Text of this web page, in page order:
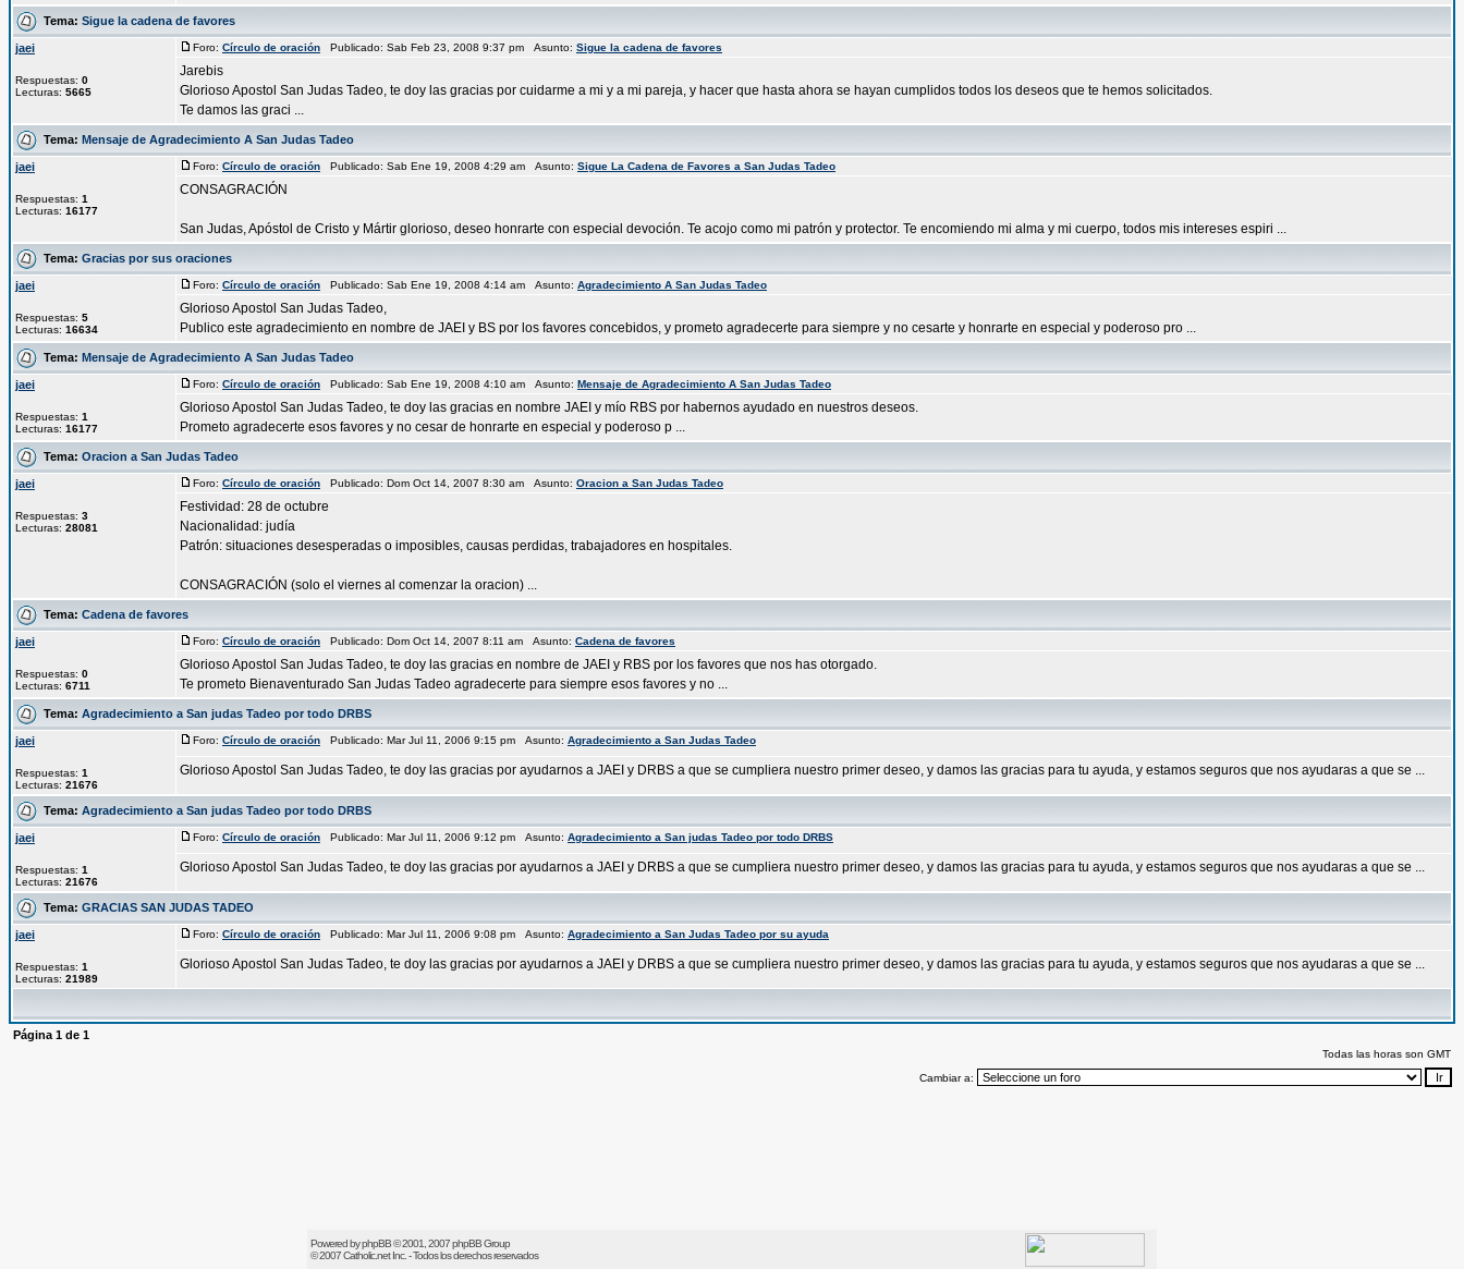
Tema: Sigue la cadena de favores
jaei
Respuestas: 0
Lecturas: 5665
Foro: Círculo de oración Publicado: Sab Feb 23, 2008 9:37 pm Asunto: Sigue la cadena de favores
Jarebis
Glorioso Apostol San Judas Tadeo, te doy las gracias por cuidarme a mi y a mi pareja, y hacer que hasta ahora se hayan cumplidos todos los deseos que te hemos solicitados.
Te damos las graci ...
Tema: Mensaje de Agradecimiento A San Judas Tadeo
jaei
Respuestas: 1
Lecturas: 16177
Foro: Círculo de oración Publicado: Sab Ene 19, 2008 4:29 am Asunto: Sigue La Cadena de Favores a San Judas Tadeo
CONSAGRACIÓN
San Judas, Apóstol de Cristo y Mártir glorioso, deseo honrarte con especial devoción. Te acojo como mi patrón y protector. Te encomiendo mi alma y mi cuerpo, todos mis intereses espiri ...
Tema: Gracias por sus oraciones
jaei
Respuestas: 5
Lecturas: 16634
Foro: Círculo de oración Publicado: Sab Ene 19, 2008 4:14 am Asunto: Agradecimiento A San Judas Tadeo
Glorioso Apostol San Judas Tadeo,
Publico este agradecimiento en nombre de JAEI y BS por los favores concebidos, y prometo agradecerte para siempre y no cesarte y honrarte en especial y poderoso pro ...
Tema: Mensaje de Agradecimiento A San Judas Tadeo
jaei
Respuestas: 1
Lecturas: 16177
Foro: Círculo de oración Publicado: Sab Ene 19, 2008 4:10 am Asunto: Mensaje de Agradecimiento A San Judas Tadeo
Glorioso Apostol San Judas Tadeo, te doy las gracias en nombre JAEI y mío RBS por habernos ayudado en nuestros deseos.
Prometo agradecerte esos favores y no cesar de honrarte en especial y poderoso p ...
Tema: Oracion a San Judas Tadeo
jaei
Respuestas: 3
Lecturas: 28081
Foro: Círculo de oración Publicado: Dom Oct 14, 2007 8:30 am Asunto: Oracion a San Judas Tadeo
Festividad: 28 de octubre
Nacionalidad: judía
Patrón: situaciones desesperadas o imposibles, causas perdidas, trabajadores en hospitales.
CONSAGRACIÓN (solo el viernes al comenzar la oracion) ...
Tema: Cadena de favores
jaei
Respuestas: 0
Lecturas: 6711
Foro: Círculo de oración Publicado: Dom Oct 14, 2007 8:11 am Asunto: Cadena de favores
Glorioso Apostol San Judas Tadeo, te doy las gracias en nombre de JAEI y RBS por los favores que nos has otorgado.
Te prometo Bienaventurado San Judas Tadeo agradecerte para siempre esos favores y no ...
Tema: Agradecimiento a San judas Tadeo por todo DRBS
jaei
Respuestas: 1
Lecturas: 21676
Foro: Círculo de oración Publicado: Mar Jul 11, 2006 9:15 pm Asunto: Agradecimiento a San Judas Tadeo
Glorioso Apostol San Judas Tadeo, te doy las gracias por ayudarnos a JAEI y DRBS a que se cumpliera nuestro primer deseo, y damos las gracias para tu ayuda, y estamos seguros que nos ayudaras a que se ...
Tema: Agradecimiento a San judas Tadeo por todo DRBS
jaei
Respuestas: 1
Lecturas: 21676
Foro: Círculo de oración Publicado: Mar Jul 11, 2006 9:12 pm Asunto: Agradecimiento a San judas Tadeo por todo DRBS
Glorioso Apostol San Judas Tadeo, te doy las gracias por ayudarnos a JAEI y DRBS a que se cumpliera nuestro primer deseo, y damos las gracias para tu ayuda, y estamos seguros que nos ayudaras a que se ...
Tema: GRACIAS SAN JUDAS TADEO
jaei
Respuestas: 1
Lecturas: 21989
Foro: Círculo de oración Publicado: Mar Jul 11, 2006 9:08 pm Asunto: Agradecimiento a San Judas Tadeo por su ayuda
Glorioso Apostol San Judas Tadeo, te doy las gracias por ayudarnos a JAEI y DRBS a que se cumpliera nuestro primer deseo, y damos las gracias para tu ayuda, y estamos seguros que nos ayudaras a que se ...
Página 1 de 1
Todas las horas son GMT
Cambiar a:
Powered byphpBB© 2001, 2007 phpBB Group
© 2007Catholic.netInc. - Todos los derechos reservados